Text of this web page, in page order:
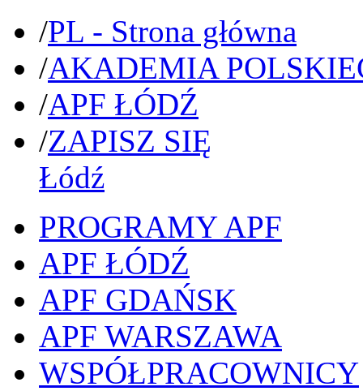
/PL - Strona główna
/AKADEMIA
/APF ŁÓDŹ
/ZAPISZ SIĘ
Łódź
PROGRAMY APF
APF ŁÓDŹ
APF GDAŃSK
APF WARSZAWA
WSPÓŁPRACOWNICY